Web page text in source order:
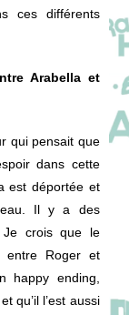
ces différents
Arabella et
qui pensait que
dans cette
est déportée et
Il y a des
Je crois que le
entre Roger et
happy ending,
qu’il l’est aussi